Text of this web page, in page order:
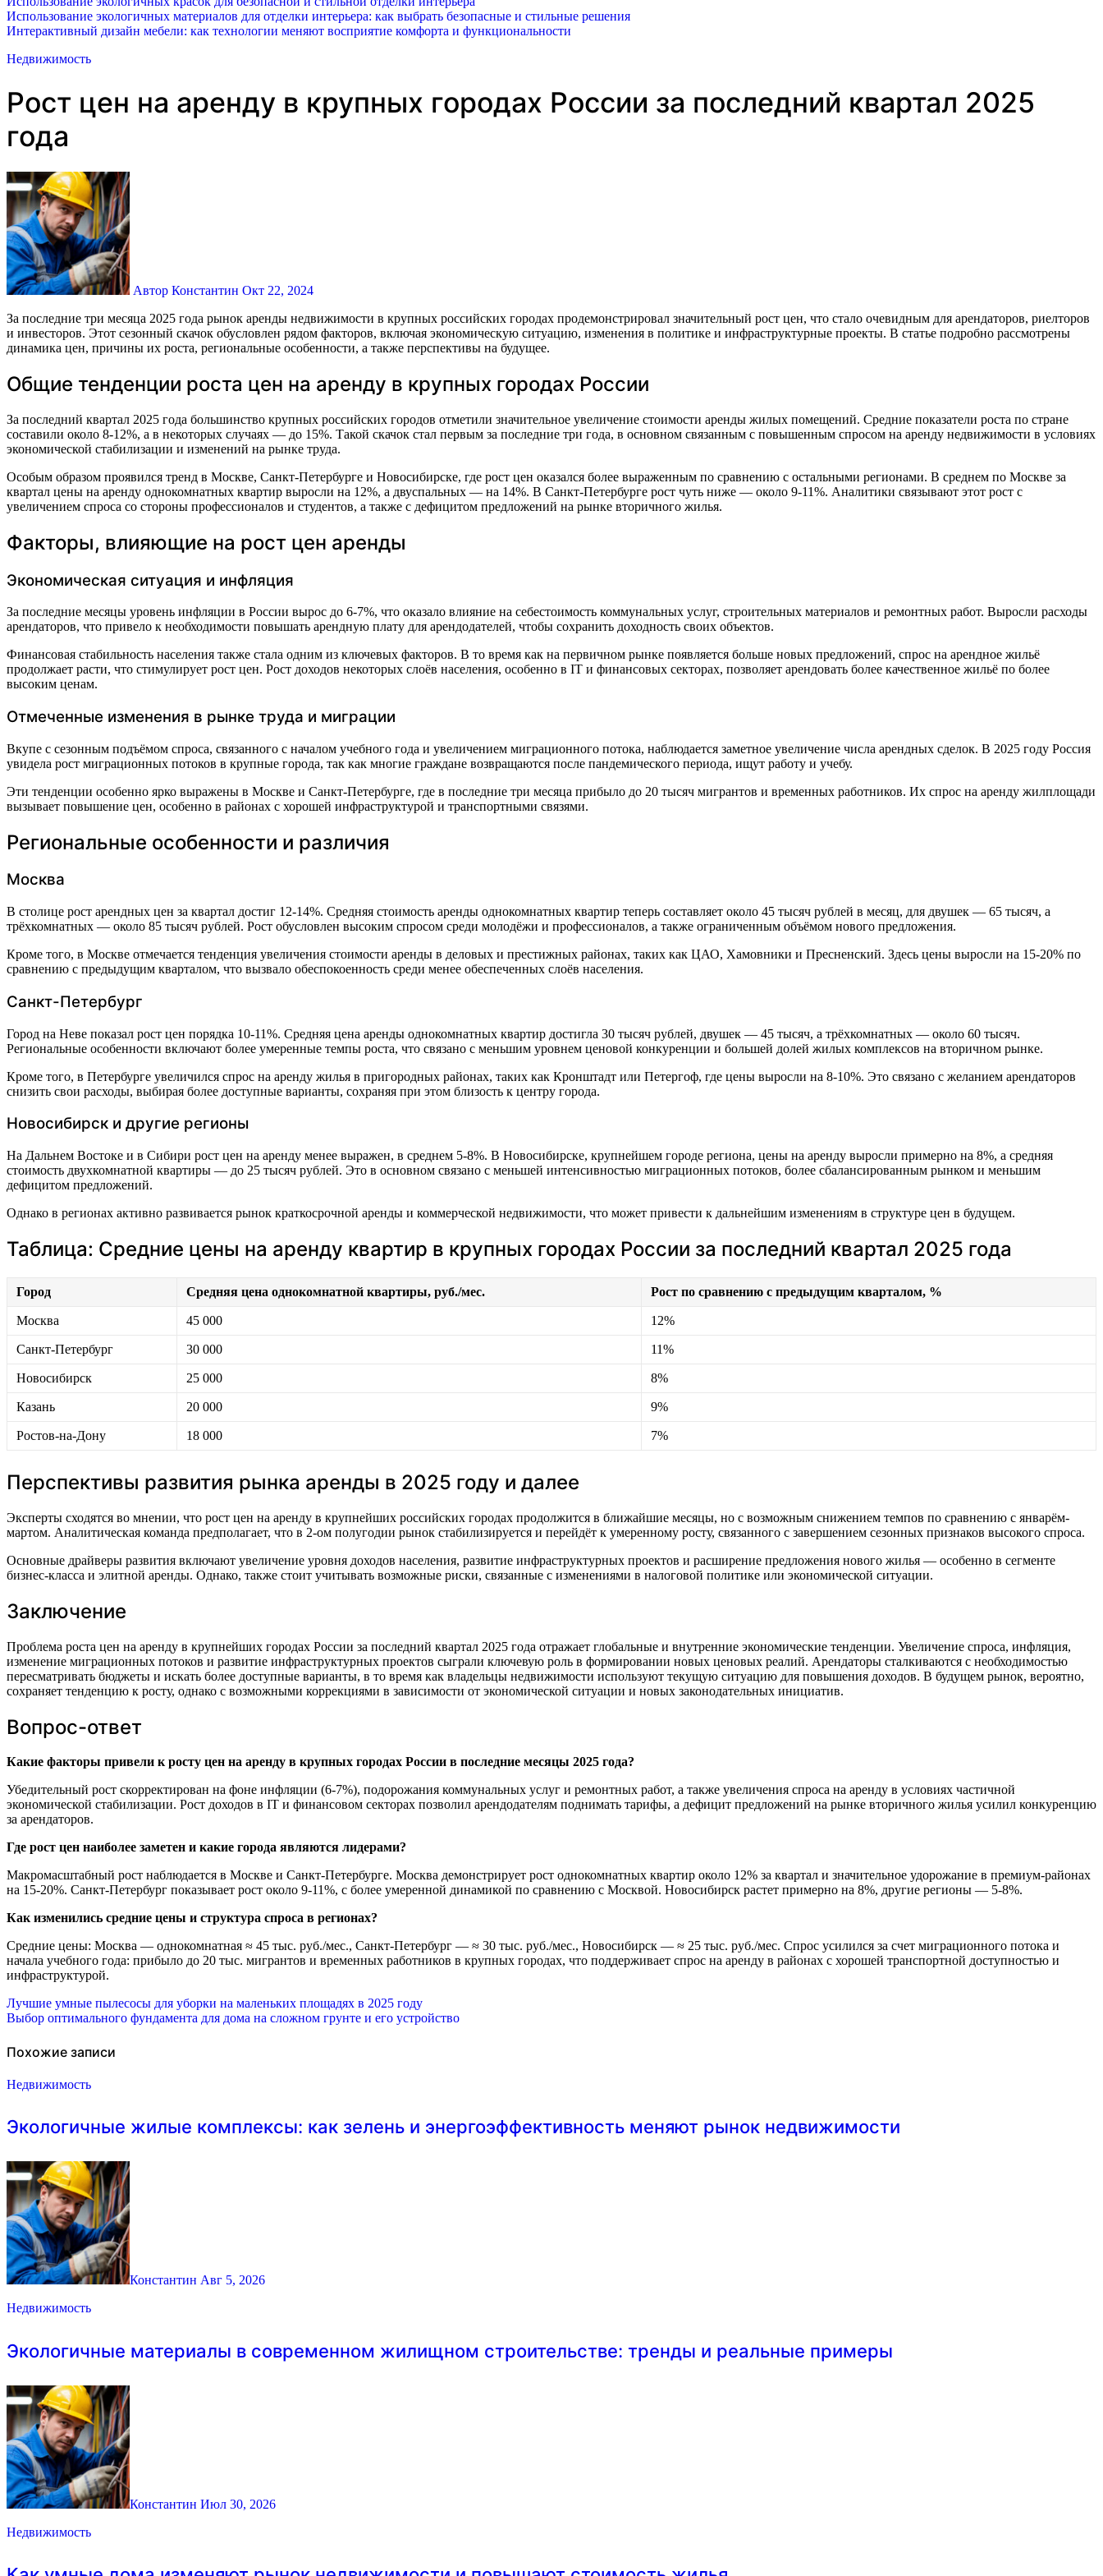
Использование экологичных материалов для отделки интерьера: как выбрать безопасные и стильные решения
Интерактивный дизайн мебели: как технологии меняют восприятие комфорта и функциональности
Недвижимость
Рост цен на аренду в крупных городах России за последний квартал 2025
года
Автор Константин Окт 22, 2024
За последние три месяца 2025 года рынок аренды недвижимости в крупных российских городах продемонстрировал значительный рост цен, что стало очевидным для арендаторов, риелторов
и инвесторов. Этот сезонный скачок обусловлен рядом факторов, включая экономическую ситуацию, изменения в политике и инфраструктурные проекты. В статье подробно рассмотрены
динамика цен, причины их роста, региональные особенности, а также перспективы на будущее.
Общие тенденции роста цен на аренду в крупных городах России
За последний квартал 2025 года большинство крупных российских городов отметили значительное увеличение стоимости аренды жилых помещений. Средние показатели роста по стране
составили около 8-12%, а в некоторых случаях — до 15%. Такой скачок стал первым за последние три года, в основном связанным с повышенным спросом на аренду недвижимости в условиях
экономической стабилизации и изменений на рынке труда.
Особым образом проявился тренд в Москве, Санкт-Петербурге и Новосибирске, где рост цен оказался более выраженным по сравнению с остальными регионами. В среднем по Москве за
квартал цены на аренду однокомнатных квартир выросли на 12%, а двуспальных — на 14%. В Санкт-Петербурге рост чуть ниже — около 9-11%. Аналитики связывают этот рост с
увеличением спроса со стороны профессионалов и студентов, а также с дефицитом предложений на рынке вторичного жилья.
Факторы, влияющие на рост цен аренды
Экономическая ситуация и инфляция
За последние месяцы уровень инфляции в России вырос до 6-7%, что оказало влияние на себестоимость коммунальных услуг, строительных материалов и ремонтных работ. Выросли расходы
арендаторов, что привело к необходимости повышать арендную плату для арендодателей, чтобы сохранить доходность своих объектов.
Финансовая стабильность населения также стала одним из ключевых факторов. В то время как на первичном рынке появляется больше новых предложений, спрос на арендное жильё
продолжает расти, что стимулирует рост цен. Рост доходов некоторых слоёв населения, особенно в IT и финансовых секторах, позволяет арендовать более качественное жильё по более
высоким ценам.
Отмеченные изменения в рынке труда и миграции
Вкупе с сезонным подъёмом спроса, связанного с началом учебного года и увеличением миграционного потока, наблюдается заметное увеличение числа арендных сделок. В 2025 году Россия
увидела рост миграционных потоков в крупные города, так как многие граждане возвращаются после пандемического периода, ищут работу и учебу.
Эти тенденции особенно ярко выражены в Москве и Санкт-Петербурге, где в последние три месяца прибыло до 20 тысяч мигрантов и временных работников. Их спрос на аренду жилплощади
вызывает повышение цен, особенно в районах с хорошей инфраструктурой и транспортными связями.
Региональные особенности и различия
Москва
В столице рост арендных цен за квартал достиг 12-14%. Средняя стоимость аренды однокомнатных квартир теперь составляет около 45 тысяч рублей в месяц, для двушек — 65 тысяч, а
трёхкомнатных — около 85 тысяч рублей. Рост обусловлен высоким спросом среди молодёжи и профессионалов, а также ограниченным объёмом нового предложения.
Кроме того, в Москве отмечается тенденция увеличения стоимости аренды в деловых и престижных районах, таких как ЦАО, Хамовники и Пресненский. Здесь цены выросли на 15-20% по
сравнению с предыдущим кварталом, что вызвало обеспокоенность среди менее обеспеченных слоёв населения.
Санкт-Петербург
Город на Неве показал рост цен порядка 10-11%. Средняя цена аренды однокомнатных квартир достигла 30 тысяч рублей, двушек — 45 тысяч, а трёхкомнатных — около 60 тысяч.
Региональные особенности включают более умеренные темпы роста, что связано с меньшим уровнем ценовой конкуренции и большей долей жилых комплексов на вторичном рынке.
Кроме того, в Петербурге увеличился спрос на аренду жилья в пригородных районах, таких как Кронштадт или Петергоф, где цены выросли на 8-10%. Это связано с желанием арендаторов
снизить свои расходы, выбирая более доступные варианты, сохраняя при этом близость к центру города.
Новосибирск и другие регионы
На Дальнем Востоке и в Сибири рост цен на аренду менее выражен, в среднем 5-8%. В Новосибирске, крупнейшем городе региона, цены на аренду выросли примерно на 8%, а средняя
стоимость двухкомнатной квартиры — до 25 тысяч рублей. Это в основном связано с меньшей интенсивностью миграционных потоков, более сбалансированным рынком и меньшим
дефицитом предложений.
Однако в регионах активно развивается рынок краткосрочной аренды и коммерческой недвижимости, что может привести к дальнейшим изменениям в структуре цен в будущем.
Таблица: Средние цены на аренду квартир в крупных городах России за последний квартал 2025 года
Город Средняя цена однокомнатной квартиры, руб./мес. Рост по сравнению с предыдущим кварталом, %
Москва 45 000 12%
Санкт-Петербург 30 000 11%
Новосибирск 25 000 8%
Казань 20 000 9%
Ростов-на-Дону 18 000 7%
Перспективы развития рынка аренды в 2025 году и далее
Эксперты сходятся во мнении, что рост цен на аренду в крупнейших российских городах продолжится в ближайшие месяцы, но с возможным снижением темпов по сравнению с январём-
мартом. Аналитическая команда предполагает, что в 2-ом полугодии рынок стабилизируется и перейдёт к умеренному росту, связанного с завершением сезонных признаков высокого спроса.
Основные драйверы развития включают увеличение уровня доходов населения, развитие инфраструктурных проектов и расширение предложения нового жилья — особенно в сегменте
бизнес-класса и элитной аренды. Однако, также стоит учитывать возможные риски, связанные с изменениями в налоговой политике или экономической ситуации.
Заключение
Проблема роста цен на аренду в крупнейших городах России за последний квартал 2025 года отражает глобальные и внутренние экономические тенденции. Увеличение спроса, инфляция,
изменение миграционных потоков и развитие инфраструктурных проектов сыграли ключевую роль в формировании новых ценовых реалий. Арендаторы сталкиваются с необходимостью
пересматривать бюджеты и искать более доступные варианты, в то время как владельцы недвижимости используют текущую ситуацию для повышения доходов. В будущем рынок, вероятно,
сохраняет тенденцию к росту, однако с возможными коррекциями в зависимости от экономической ситуации и новых законодательных инициатив.
Вопрос-ответ
Какие факторы привели к росту цен на аренду в крупных городах России в последние месяцы 2025 года?
Убедительный рост скорректирован на фоне инфляции (6-7%), подорожания коммунальных услуг и ремонтных работ, а также увеличения спроса на аренду в условиях частичной
экономической стабилизации. Рост доходов в IT и финансовом секторах позволил арендодателям поднимать тарифы, а дефицит предложений на рынке вторичного жилья усилил конкуренцию
за арендаторов.
Где рост цен наиболее заметен и какие города являются лидерами?
Макромасштабный рост наблюдается в Москве и Санкт-Петербурге. Москва демонстрирует рост однокомнатных квартир около 12% за квартал и значительное удорожание в премиум-районах
на 15-20%. Санкт-Петербург показывает рост около 9-11%, с более умеренной динамикой по сравнению с Москвой. Новосибирск растет примерно на 8%, другие регионы — 5-8%.
Как изменились средние цены и структура спроса в регионах?
Средние цены: Москва — однокомнатная ≈ 45 тыс. руб./мес., Санкт-Петербург — ≈ 30 тыс. руб./мес., Новосибирск — ≈ 25 тыс. руб./мес. Спрос усилился за счет миграционного потока и
начала учебного года: прибыло до 20 тыс. мигрантов и временных работников в крупных городах, что поддерживает спрос на аренду в районах с хорошей транспортной доступностью и
инфраструктурой.
Навигация
записям
Лучшие умные пылесосы для уборки на маленьких площадях в 2025 году
Выбор оптимального фундамента для дома на сложном грунте и его устройство
Похожие записи
Недвижимость
Экологичные жилые комплексы: как зелень и энергоэффективность меняют рынок недвижимости
Константин Авг 5, 2026
Недвижимость
Экологичные материалы в современном жилищном строительстве: тренды и реальные примеры
Константин Июл 30, 2026
Недвижимость